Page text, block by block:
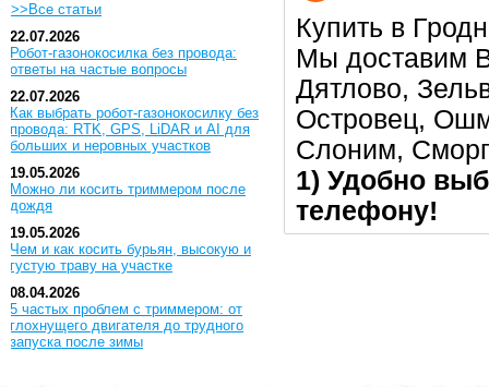
>>Все статьи
22.07.2026
Робот-газонокосилка без провода:
ответы на частые вопросы
22.07.2026
Как выбрать робот-газонокосилку без
провода: RTK, GPS, LiDAR и AI для
больших и неровных участков
19.05.2026
Можно ли косить триммером после
дождя
19.05.2026
Чем и как косить бурьян, высокую и
густую траву на участке
08.04.2026
5 частых проблем с триммером: от
глохнущего двигателя до трудного
запуска после зимы
Купить в
Мы доставим
Дятлово,
Островец,
Слоним,
1) Удобно
телефону!